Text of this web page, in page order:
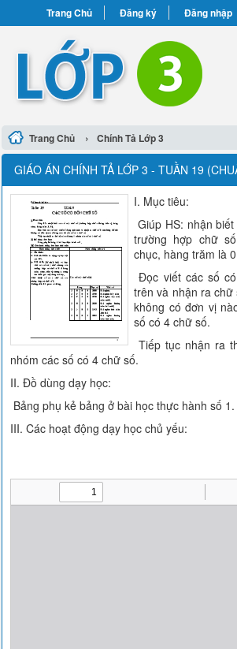
Trang Chủ Đăng ký Đăng nhập
Trang Chủ › Chính Tả Lớp 3
GIÁO ÁN CHÍNH TẢ LỚP 3 - TUẦN 19
I. Mục tiêu:
Giúp HS: nhận
trường hợp chữ
chục, hàng trăm là
Đọc viết các số
trên và nhận ra
không có đơn vị
số có 4 chữ số.
Tiếp tục nhận ra
nhóm các số có 4 chữ số.
II. Đồ dùng dạy học:
Bảng phụ kẻ bảng ở bài học thực hành số 1.
III. Các hoạt động dạy học chủ yếu: